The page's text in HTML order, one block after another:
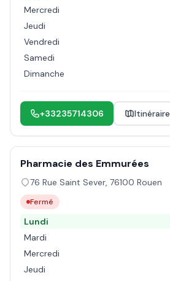
Mercredi
Jeudi
Vendredi
Samedi
Dimanche
+33235714306 Itinéraire
Pharmacie des Emmurées
76 Rue Saint Sever, 76100 Rouen
Fermé
Lundi
Mardi
Mercredi
Jeudi